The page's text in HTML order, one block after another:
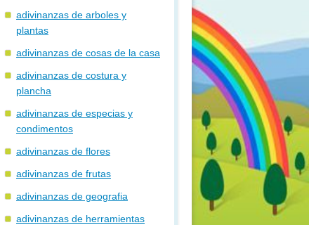
adivinanzas de arboles y
plantas
adivinanzas de cosas de la casa
adivinanzas de costura y
plancha
adivinanzas de especias y
condimentos
adivinanzas de flores
adivinanzas de frutas
adivinanzas de geografia
adivinanzas de herramientas